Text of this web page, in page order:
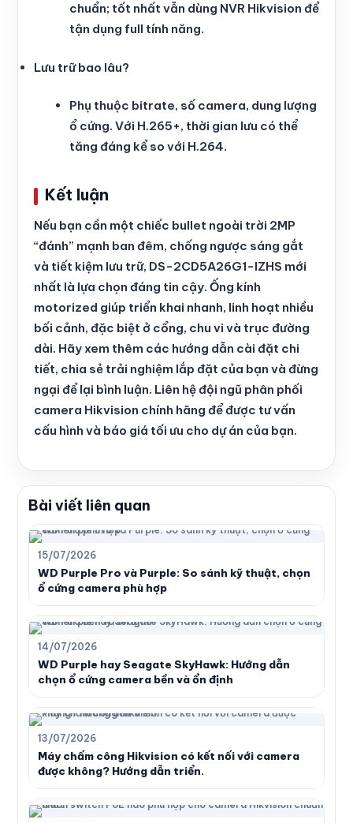
chuẩn; tốt nhất vẫn dùng NVR Hikvision để
tận dụng full tính năng.
Lưu trữ bao lâu?
Phụ thuộc bitrate, số camera, dung lượng
ổ cứng. Với H.265+, thời gian lưu có thể
tăng đáng kể so với H.264.
Kết luận
Nếu bạn cần một chiếc bullet ngoài trời 2MP
“đánh” mạnh ban đêm, chống ngược sáng gắt
và tiết kiệm lưu trữ, DS-2CD5A26G1-IZHS mới
nhất là lựa chọn đáng tin cậy. Ống kính
motorized giúp triển khai nhanh, linh hoạt nhiều
bối cảnh, đặc biệt ở cổng, chu vi và trục đường
dài. Hãy xem thêm các hướng dẫn cài đặt chi
tiết, chia sẻ trải nghiệm lắp đặt của bạn và đừng
ngại để lại bình luận. Liên hệ đội ngũ phân phối
camera Hikvision chính hãng để được tư vấn
cấu hình và báo giá tối ưu cho dự án của bạn.
Bài viết liên quan
15/07/2026
WD Purple Pro và Purple: So sánh kỹ thuật, chọn
ổ cứng camera phù hợp
14/07/2026
WD Purple hay Seagate SkyHawk: Hướng dẫn
chọn ổ cứng camera bền và ổn định
13/07/2026
Máy chấm công Hikvision có kết nối với camera
được không? Hướng dẫn triển.